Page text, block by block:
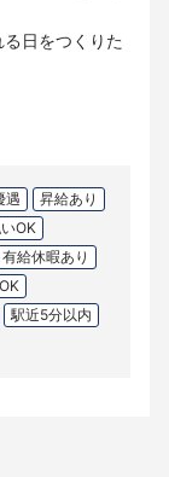
日をつくりた
遇
昇給あり
OK
有給休暇あり
駅近5分以内